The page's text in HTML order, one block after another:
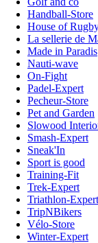
Handball-Store
House of
La sellerie de
Made in Paradis
Nauti-wave
On-Fight
Padel-Expert
Pecheur-Store
Pet and Garden
Slowood
Smash-Expert
Sneak'In
Sport is good
Training-Fit
Trek-Expert
Triathlon-Expert
TripNBikers
Vélo-Store
Winter-Expert